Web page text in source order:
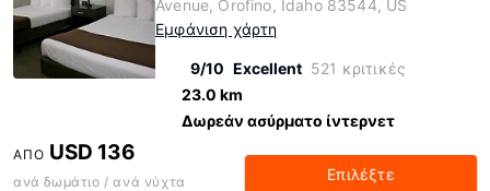
Avenue, Orofino, Idaho 83544, US
Εμφάνιση χάρτη
9/10 Excellent 521 κριτικές
23.0 km
Δωρεάν ασύρματο ίντερνετ
ΑΠΌ USD 136
ανά δωμάτιο / ανά νύχτα Επιλέξτε